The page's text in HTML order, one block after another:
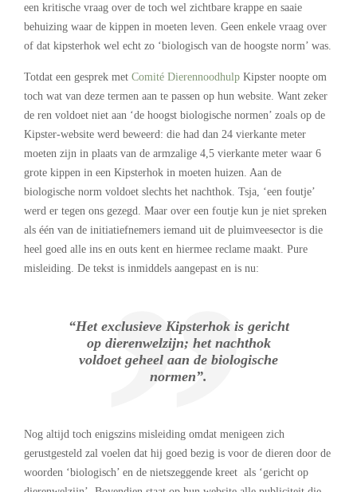
een kritische vraag over de toch wel zichtbare krappe en saaie
behuizing waar de kippen in moeten leven. Geen enkele vraag over
of dat kipsterhok wel echt zo ‘biologisch van de hoogste norm’ was.
Totdat een gesprek met Comité Dierennoodhulp Kipster noopte om
toch wat van deze termen aan te passen op hun website. Want zeker
de ren voldoet niet aan ‘de hoogst biologische normen’ zoals op de
Kipster-website werd beweerd: die had dan 24 vierkante meter
moeten zijn in plaats van de armzalige 4,5 vierkante meter waar 6
grote kippen in een Kipsterhok in moeten huizen. Aan de
biologische norm voldoet slechts het nachthok. Tsja, ‘een foutje’
werd er tegen ons gezegd. Maar over een foutje kun je niet spreken
als één van de initiatiefnemers iemand uit de pluimveesector is die
heel goed alle ins en outs kent en hiermee reclame maakt. Pure
misleiding. De tekst is inmiddels aangepast en is nu:
“Het exclusieve Kipsterhok is gericht
op dierenwelzijn; het nachthok
voldoet geheel aan de biologische
normen”.
Nog altijd toch enigszins misleiding omdat menigeen zich
gerustgesteld zal voelen dat hij goed bezig is voor de dieren door de
woorden ‘biologisch’ en de nietszeggende kreet als ‘gericht op